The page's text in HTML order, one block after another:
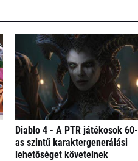
Diablo 4 - A PTR játékosok 60-
as szintű karaktergenerálási
lehetőséget követelnek